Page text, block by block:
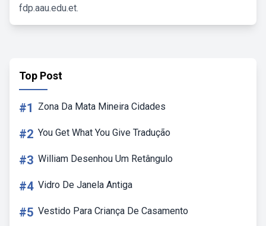
fdp.aau.edu.et.
Top Post
#1 Zona Da Mata Mineira Cidades
#2 You Get What You Give Tradução
#3 William Desenhou Um Retângulo
#4 Vidro De Janela Antiga
#5 Vestido Para Criança De Casamento